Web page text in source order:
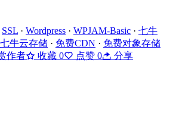
SSL · Wordpress · WPJAM-Basic · 七牛
七牛云存储 · 免费CDN · 免费对象存储
作者 收藏 0 点赞 0 分享